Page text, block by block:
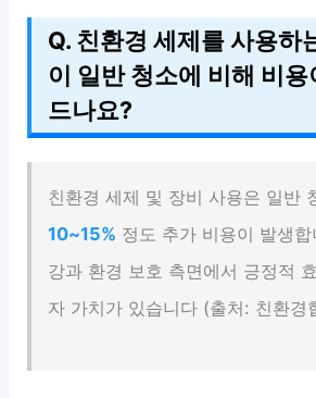
Q. 친환경 세제를 사용하
이 일반 청소에 비해 비용
드나요?
친환경 세제 및 장비 사용은 일반
10~15% 정도 추가 비용이 발생
강과 환경 보호 측면에서 긍정적
자 가치가 있습니다 (출처: 친환경